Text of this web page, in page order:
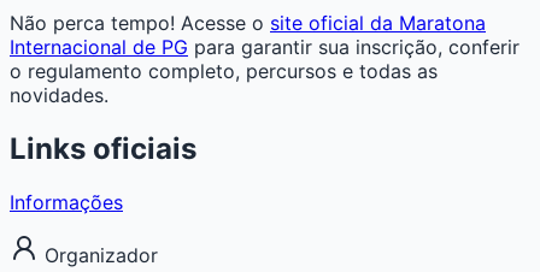
Não perca tempo! Acesse o site oficial da Maratona
Internacional de PG para garantir sua inscrição, conferir
o regulamento completo, percursos e todas as
novidades.
Links oficiais
Informações
Organizador